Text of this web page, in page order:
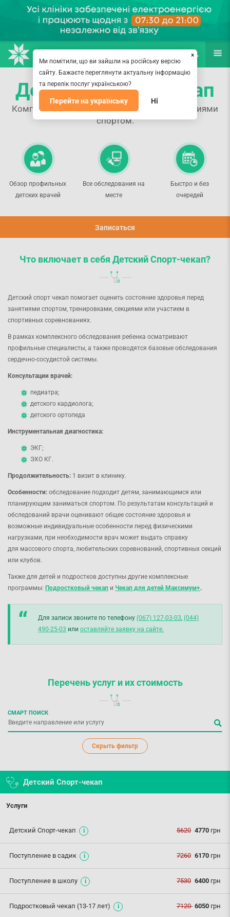
(067) 127-03-03
ПОИСК ЕЩЁ
Детский Спорт-чекап
Комплексная проверка ребёнка перед занятиями
спортом.
Обзор профильных
детских врачей
Все обследования на
месте
Быстро и без
очередей
Записаться
Что включает в себя Детский Спорт-чекап?
Детский спорт чекап помогает оценить состояние здоровья перед
занятиями спортом, тренировками, секциями или участием в
спортивных соревнованиях.
В рамках комплексного обследования ребенка осматривают
профильные специалисты, а также проводятся базовые обследования
сердечно-сосудистой системы.
Консультации врачей:
педиатра;
детского кардиолога;
детского ортопеда
Инструментальная диагностика:
ЭКГ;
ЭХО КГ.
Продолжительность: 1 визит в клинику.
Особенности: обследование подходит детям, занимающимся или
планирующим заниматься спортом. По результатам консультаций и
обследований врачи оценивают общее состояние здоровья и
возможные индивидуальные особенности перед физическими
нагрузками, при необходимости врач может выдать справку
для массового спорта, любительских соревнований, спортивных секций
или клубов.
Также для детей и подростков доступны другие комплексные
программы: Подростковый чекап и Чекап для детей Максимум+.
Для записи звоните по телефону (067) 127-03-03 (044)
490-25-03 или оставляйте заявку на сайте.
Перечень услуг и их стоимость
СМАРТ ПОИСК
Скрыть фильтр
Детский Спорт-чекап
Услуги
5620 4770 грн
Детский Спорт-чекап
7260 6170 грн
Поступление в садик
7530 6400 грн
Поступление в школу
7120 6050 грн
Подростковый чекап (13-17 лет)
×
Ми помітили, що ви зайшли на російську версію
сайту. Бажаєте переглянути актуальну інформацію
та перелік послуг українською?
Перейти на українську Ні